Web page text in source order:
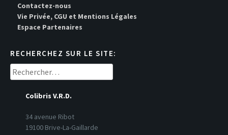
Contactez-nous
Vie Privée, CGU et Mentions Légales
Espace Partenaires
RECHERCHEZ SUR LE SITE:
Rechercher :
Colibris V.R.D.
34 avenue Ribot
19100 Brive-La-Gaillarde